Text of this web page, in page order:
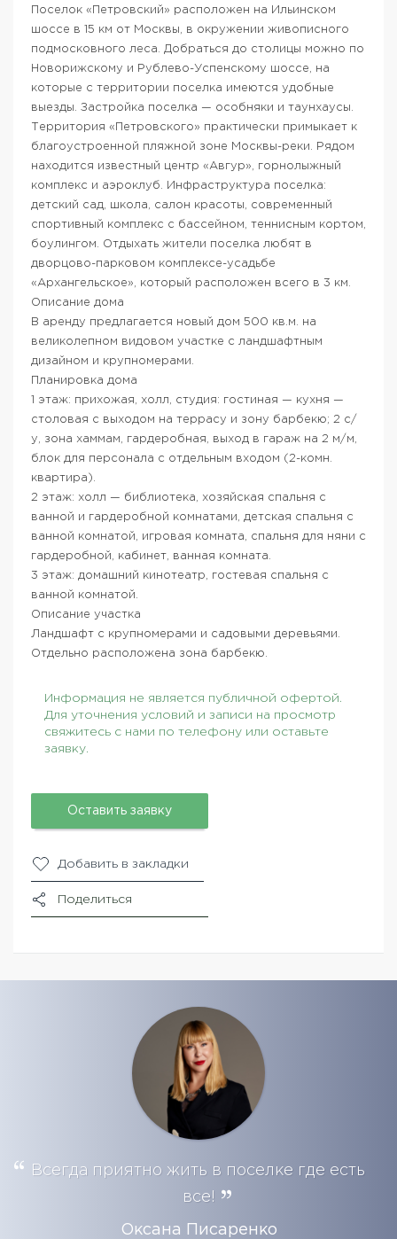
Поселок «Петровский» расположен на Ильинском
шоссе в 15 км от Москвы, в окружении живописного
подмосковного леса. Добраться до столицы можно по
Новорижскому и Рублево-Успенскому шоссе, на
которые с территории поселка имеются удобные
выезды. Застройка поселка — особняки и таунхаусы.
Территория «Петровского» практически примыкает к
благоустроенной пляжной зоне Москвы-реки. Рядом
находится известный центр «Авгур», горнолыжный
комплекс и аэроклуб. Инфраструктура поселка:
детский сад, школа, салон красоты, современный
спортивный комплекс с бассейном, теннисным кортом,
боулингом. Отдыхать жители поселка любят в
дворцово-парковом комплексе-усадьбе
«Архангельское», который расположен всего в 3 км.
Описание дома
В аренду предлагается новый дом 500 кв.м. на
великолепном видовом участке с ландшафтным
дизайном и крупномерами.
Планировка дома
1 этаж: прихожая, холл, студия: гостиная — кухня —
столовая с выходом на террасу и зону барбекю; 2 с/
у, зона хаммам, гардеробная, выход в гараж на 2 м/м,
блок для персонала с отдельным входом (2-комн.
квартира).
2 этаж: холл — библиотека, хозяйская спальня с
ванной и гардеробной комнатами, детская спальня с
ванной комнатой, игровая комната, спальня для няни с
гардеробной, кабинет, ванная комната.
3 этаж: домашний кинотеатр, гостевая спальня с
ванной комнатой.
Описание участка
Ландшафт с крупномерами и садовыми деревьями.
Отдельно расположена зона барбекю.
Информация не является публичной офертой.
Для уточнения условий и записи на просмотр
свяжитесь с нами по телефону или оставьте
заявку.
Оставить заявку
Добавить в закладки
Поделиться
Всегда приятно жить в поселке где есть
все!
Оксана Писаренко